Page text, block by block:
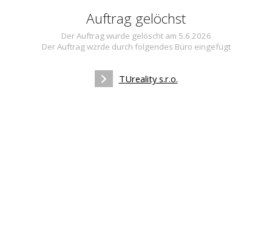
Auftrag gelöchst
Der Auftrag wurde gelöscht am 5.6.2026
Der Auftrag wzrde durch folgendes Büro eingefügt
TUreality s.r.o.